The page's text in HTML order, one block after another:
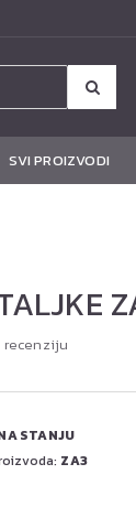
SVI PROIZVODI
recenziju
STANJU
ZA3